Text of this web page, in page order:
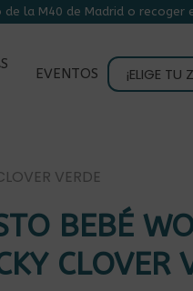
la M40 de Madrid o recoger
EVENTOS ¡ELIGE TU
VERDE
BEBÉ
CLOVER